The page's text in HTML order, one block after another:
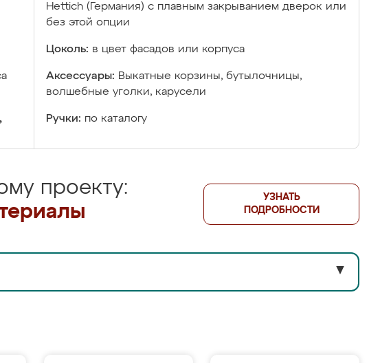
Hettich (Германия) с плавным закрыванием дверок или
без этой опции
Цоколь: в цвет фасадов или корпуса
Аксессуары: Выкатные корзины, бутылочницы,
волшебные уголки, карусели
Ручки: по каталогу
проекту:
УЗНАТЬ
ПОДРОБНОСТИ
▼